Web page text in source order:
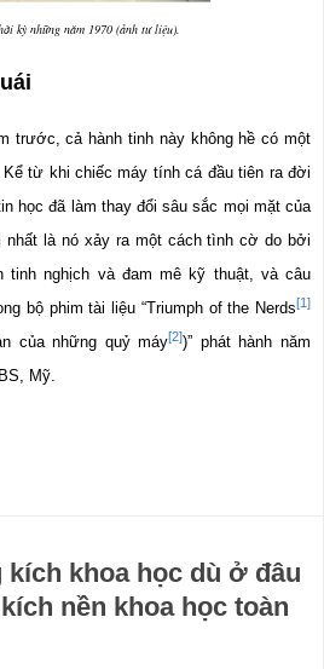
kỳ những năm 1970 (ảnh tư liệu).
trước, cả hành tinh này không hề có một
từ khi chiếc máy tính cá đầu tiên ra đời
học đã làm thay đổi sâu sắc mọi mặt của
nhất là nó xảy ra một cách tình cờ do bởi
tinh nghịch và đam mê kỹ thuật, và câu
bộ phim tài liệu “Triumph of the Nerds[1]
của những quỷ máy[2])” phát hành năm
Mỹ.
kích khoa học dù ở đâu
nền khoa học toàn